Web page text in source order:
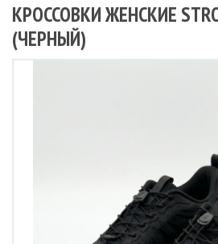
КРОССОВКИ ЖЕНСКИЕ
(ЧЕРНЫЙ)